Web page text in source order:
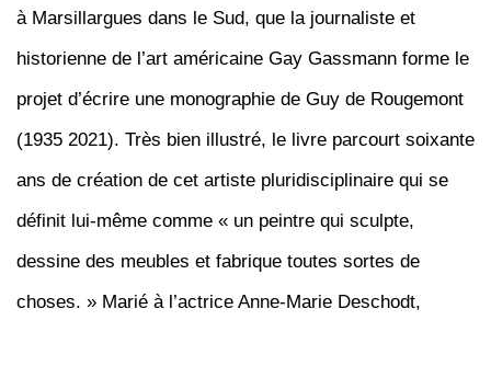
à Marsillargues dans le Sud, que la journaliste et
historienne de l’art américaine Gay Gassmann forme le
projet d’écrire une monographie de Guy de Rougemont
(1935 2021). Très bien illustré, le livre parcourt soixante
ans de création de cet artiste pluridisciplinaire qui se
définit lui-même comme « un peintre qui sculpte,
dessine des meubles et fabrique toutes sortes de
choses. » Marié à l’actrice Anne-Marie Deschodt,